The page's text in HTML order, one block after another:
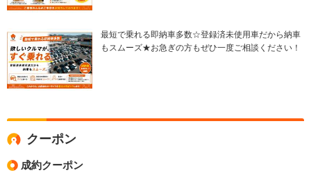
最短で乗れる即納車多数☆登録済未使用車だから納車
もスムーズ★お急ぎの方もぜひ一度ご相談ください！
クーポン
成約クーポン